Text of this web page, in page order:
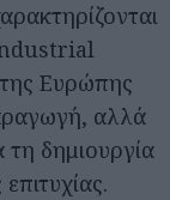
Ευρώπης
αλλά
τη δημιουργία